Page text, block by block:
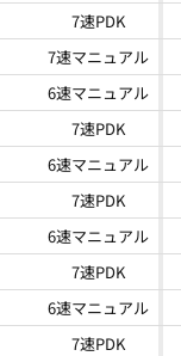
7速PDK
7速マニュアル
6速マニュアル
7速PDK
6速マニュアル
7速PDK
6速マニュアル
7速PDK
6速マニュアル
7速PDK